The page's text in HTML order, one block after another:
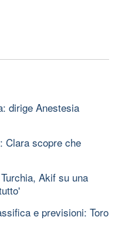
dirige Anestesia
Clara scopre che
Akif su una
e previsioni: Toro